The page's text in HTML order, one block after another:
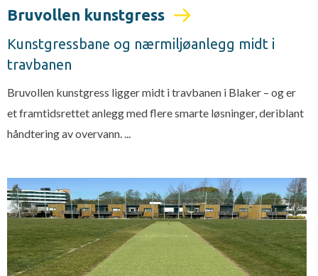
Bruvollen kunstgress
Kunstgressbane og nærmiljøanlegg midt i
travbanen
Bruvollen kunstgress ligger midt i travbanen i Blaker – og er
et framtidsrettet anlegg med flere smarte løsninger, deriblant
håndtering av overvann. ...